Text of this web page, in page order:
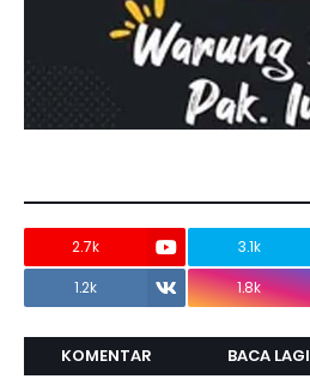
3.1k
2.7k
1.8k
1.2k
BACA LAGI
KOMENTAR